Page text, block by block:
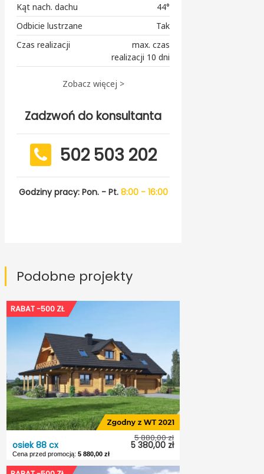
Kąt nach. dachu
44°
Odbicie lustrzane
Tak
Czas realizacji
max. czas
realizacji 10 dni
Zobacz więcej >
Zadzwoń do konsultanta
502 503 202
Godziny pracy: Pon. - Pt. 8:00 - 16:00
Podobne projekty
osiek 88 cx 5 380,00 zł
5 880,00 zł
RABAT -500 ZŁ
Cena przed promocją: 5 880,00 zł